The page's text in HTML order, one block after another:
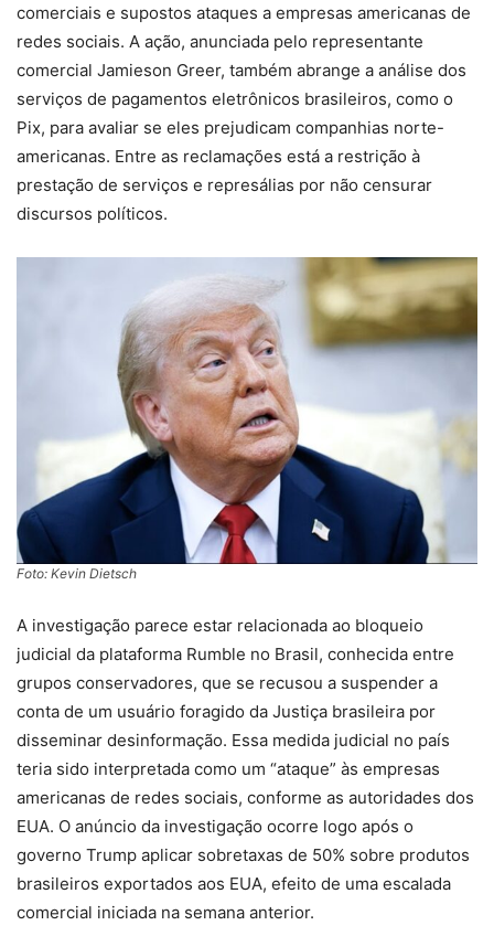
comerciais e supostos ataques a empresas americanas de
redes sociais. A ação, anunciada pelo representante
comercial Jamieson Greer, também abrange a análise dos
serviços de pagamentos eletrônicos brasileiros, como o
Pix, para avaliar se eles prejudicam companhias norte-
americanas. Entre as reclamações está a restrição à
prestação de serviços e represálias por não censurar
discursos políticos.
Foto: Kevin Dietsch
A investigação parece estar relacionada ao bloqueio
judicial da plataforma Rumble no Brasil, conhecida entre
grupos conservadores, que se recusou a suspender a
conta de um usuário foragido da Justiça brasileira por
disseminar desinformação. Essa medida judicial no país
teria sido interpretada como um “ataque” às empresas
americanas de redes sociais, conforme as autoridades dos
EUA. O anúncio da investigação ocorre logo após o
governo Trump aplicar sobretaxas de 50% sobre produtos
brasileiros exportados aos EUA, efeito de uma escalada
comercial iniciada na semana anterior.